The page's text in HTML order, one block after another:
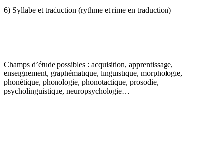
6) Syllabe et traduction (rythme et rime en traduction)
Champs d’étude possibles : acquisition, apprentissage,
enseignement, graphématique, linguistique, morphologie,
phonétique, phonologie, phonotactique, prosodie,
psycholinguistique, neuropsychologie…